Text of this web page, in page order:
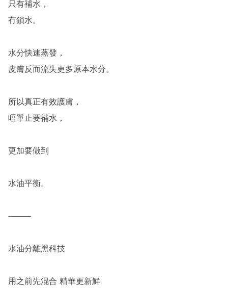
只有補水，
冇鎖水。
水分快速蒸發，
皮膚反而流失更多原本水分。
所以真正有效護膚，
唔單止要補水，
更加要做到
水油平衡。
⸻
水油分離黑科技
用之前先混合 精華更新鮮